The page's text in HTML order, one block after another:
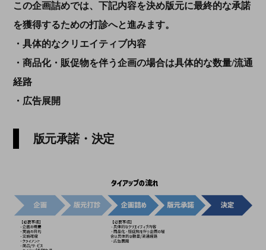
この企画詰めでは、下記内容を決め版元に最終的な承諾
を獲得するための打診へと進みます。
・具体的なクリエイティブ内容
・商品化・販促物を伴う企画の場合は具体的な数量/流通
経路
・広告展開
版元承諾・決定